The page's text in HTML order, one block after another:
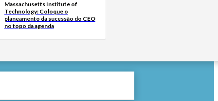
Massachusetts Institute of
Technology: Coloque o
planeamento da sucessão do CEO
no topo da agenda